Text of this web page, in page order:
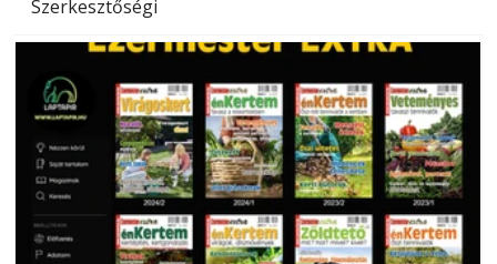
Szerkesztőségi